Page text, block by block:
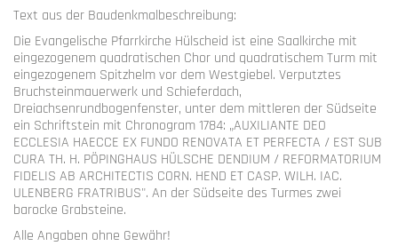
Text aus der Baudenkmalbeschreibung:
Die Evangelische Pfarrkirche Hülscheid ist eine Saalkirche mit
eingezogenem quadratischen Chor und quadratischem Turm mit
eingezogenem Spitzhelm vor dem Westgiebel. Verputztes
Bruchsteinmauerwerk und Schieferdach,
Dreiachsenrundbogenfenster, unter dem mittleren der Südseite
ein Schriftstein mit Chronogram 1784: „AUXILIANTE DEO
ECCLESIA HAECCE EX FUNDO RENOVATA ET PERFECTA / EST SUB
CURA TH. H. PÖPINGHAUS HÜLSCHE DENDIUM / REFORMATORIUM
FIDELIS AB ARCHITECTIS CORN. HEND ET CASP. WILH. IAC.
ULENBERG FRATRIBUS". An der Südseite des Turmes zwei
barocke Grabsteine.
Alle Angaben ohne Gewähr!